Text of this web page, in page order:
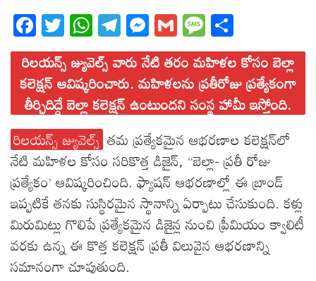
Fa
ce
bo
ok
T
wi
tt
er
W
ha
ts
A
pp
T
el
eg
ra
m
M
es
se
ng
er
G
m
ail
M
es
sa
ge
ha
re
రిలయన్స్ జ్యువెల్స్ వారు నేటి తరం మహిళల కోసం బెల్లా
కలెక్షన్‌ ఆవిష్కరించారు. మహిళలను ప్రతీరోజు ప్రత్యేకంగా
తీర్చిదిద్దే బెల్లా కలెక్షన్‌ ఉంటుందని సంస్థ హామీ ఇస్తోంది.
రిలయన్స్ జ్యువెల్స్ తమ ప్రత్యేకమైన ఆభరణాల కలెక్షన్‌లో
నేటి మహిళల కోసం సరికొత్త డిజైన్‌, “బెల్లా- ప్రతీ రోజు
ప్రత్యేకం’ ఆవిష్కరించింది. ఫ్యాషన్ ఆభరణాల్లో ఈ బ్రాండ్‌
ఇప్పటికే తనకు సుస్థిరమైన స్థానాన్ని ఏర్పాటు చేసుకుంది. కళ్లు
మిరుమిట్లు గొలిపే ప్రత్యేకమైన డిజైన్ల నుంచి ప్రీమియం క్వాలిటీ
వరకు ఉన్న ఈ కొత్త కలెక్షన్‌ ప్రతీ విలువైన ఆభరణాన్ని
సమానంగా చూపుతుంది.